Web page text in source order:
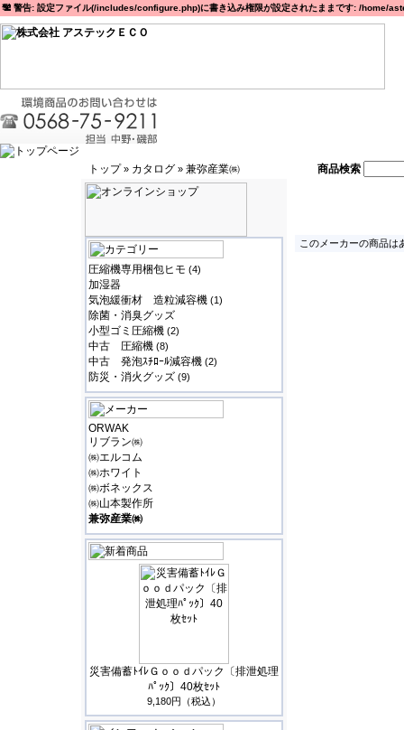
警告: 設定ファイル(/includes/configure.php)に書き込み権限が設定されたままです: /
トップ» カタログ » 兼弥産業㈱ 商品検索
圧縮機専用梱包ヒモ (4)
加湿器
気泡緩衝材 造粒減容機 (1)
除菌・消臭グッズ
小型ゴミ圧縮機 (2)
中古 圧縮機 (8)
中古 発泡ｽﾁﾛｰﾙ減容機 (2)
防災・消火グッズ (9)
ORWAK
リブラン㈱
㈱エルコム
㈱ホワイト
㈱ボネックス
㈱山本製作所
兼弥産業㈱
災害備蓄ﾄｲﾚＧｏｏｄパック〔排泄処理
ﾊﾟｯｸ〕40枚ｾｯﾄ
9,180円（税込）
このメーカーの商品は